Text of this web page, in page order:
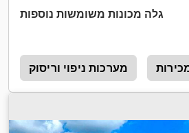
גלה מכונות משומשות נוספות
מערכות ניפוי וריסוק